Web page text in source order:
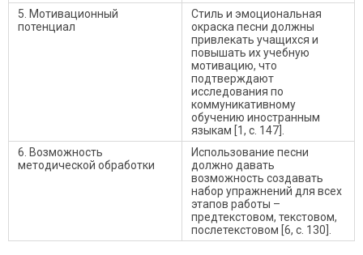
5. Мотивационный
потенциал
Стиль и эмоциональная
окраска песни должны
привлекать учащихся и
повышать их учебную
мотивацию, что
подтверждают
исследования по
коммуникативному
обучению иностранным
языкам [1, с. 147].
6. Возможность
методической обработки
Использование песни
должно давать
возможность создавать
набор упражнений для всех
этапов работы –
предтекстовом, текстовом,
послетекстовом [6, с. 130].